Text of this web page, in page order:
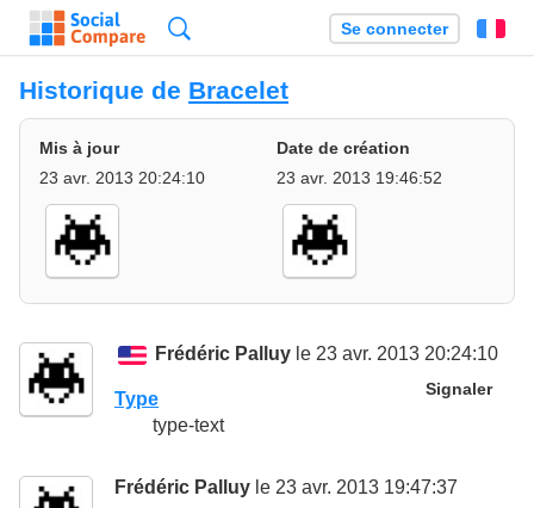
Se connecter
Historique de Bracelet
Mis à jour
23 avr. 2013 20:24:10
Date de création
23 avr. 2013 19:46:52
Frédéric Palluy le 23 avr. 2013 20:24:10
Signaler
Type
type-text
Frédéric Palluy le 23 avr. 2013 19:47:37